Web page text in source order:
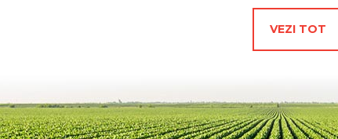
VEZI TOT